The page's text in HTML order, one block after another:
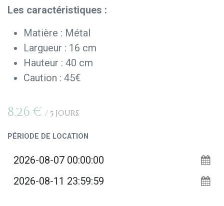
Les caractéristiques :
Matière : Métal
Largueur : 16 cm
Hauteur : 40 cm
Caution : 45€
8,26€ /5 Jours
PÉRIODE DE LOCATION